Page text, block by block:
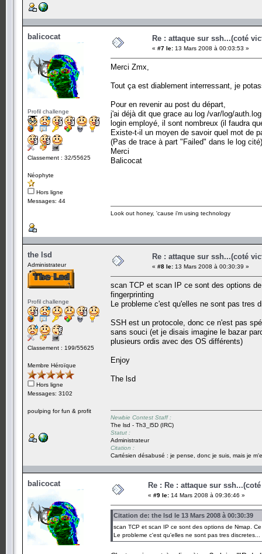
balicocat
Profil challenge
Classement : 32/55625
Néophyte
Hors ligne
Messages: 44
Re : attaque sur ssh...(coté
« #7 le: 13 Mars 2008 à 00:03:53 »
Merci Zmx,
Tout ça est diablement interressant, je
Pour en revenir au post du départ,
j'ai déjà dit que grace au log /var/log/
login employé, il sont nombreux (il faudra
Existe-t-il un moyen de savoir quel mot de
(Pas de trace à part "Failed" dans le log cité)
Merci
Balicocat
Look out honey, 'cause i'm using technology
the lsd
Administrateur
Profil challenge
Classement : 199/55625
Membre Héroïque
Hors ligne
Messages: 3102
poulping for fun & profit
Re : attaque sur ssh...(coté
« #8 le: 13 Mars 2008 à 00:30:39 »
scan TCP et scan IP ce sont des options
fingerprinting
Le probleme c'est qu'elles ne sont pas tres
SSH est un protocole, donc ce n'est pas
sans souci (et je disais imagine le bazar
plusieurs ordis avec des OS différents)
Enjoy
The lsd
Newbie Contest Staff :
The lsd - Th3_l5D (IRC)
Statut :
Administrateur
Citation :
Cartésien désabusé : je pense, donc je suis, mais je
balicocat Re : Re : attaque sur
« #9 le: 14 Mars 2008 à 09:36:46 »
Citation de: the lsd le 13 Mars 2008 à 00:30:39
scan TCP et scan IP ce sont des options de Nmap.
Le probleme c'est qu'elles ne sont pas tres discretes...